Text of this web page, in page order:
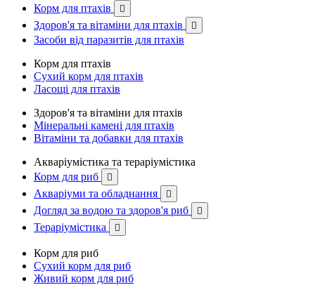
Корм для птахів

Здоров'я та вітаміни для птахів 
Засоби від паразитів для птахів
Корм для птахів
Сухий корм для птахів
Ласощі для птахів
Здоров'я та вітаміни для птахів
Мінеральні камені для птахів
Вітаміни та добавки для птахів
Акваріумістика та тераріумістика
Корм для риб

Акваріуми та обладнання 
Догляд за водою та здоров'я риб 
Тераріумістика 
Корм для риб
Сухий корм для риб
Живий корм для риб